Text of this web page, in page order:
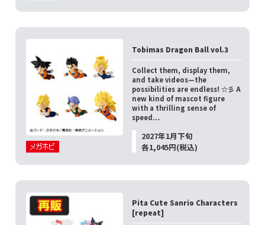
Tobimas Dragon Ball vol.3
Collect them, display them,
and take videos—the
possibilities are endless! ☆彡 A
new kind of mascot figure
with a thrilling sense of
speed…
2027年1月下旬
各1,045円(税込)
Pita Cute Sanrio Characters
[repeat]